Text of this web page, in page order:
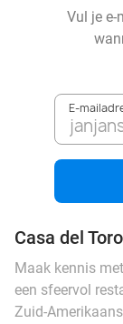
Vul je e-
E-
Casa del
Maak kennis
een sfeervol
Zuid-